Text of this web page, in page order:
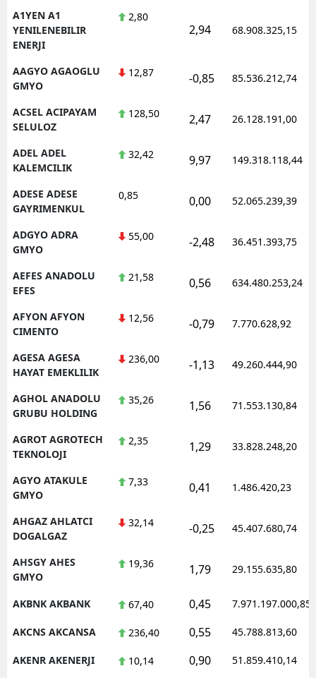
A1YEN A1
YENILENEBILIR
ENERJI
2,80
2,94 68.908.325,15
AAGYO AGAOGLU
GMYO
12,87 -0,85 85.536.212,74
ACSEL ACIPAYAM
SELULOZ
128,50 2,47 26.128.191,00
ADEL ADEL
KALEMCILIK
32,42 9,97 149.318.118,44
ADESE ADESE
GAYRIMENKUL
0,85 0,00 52.065.239,39
ADGYO ADRA
GMYO
55,00 -2,48 36.451.393,75
AEFES ANADOLU
EFES
21,58 0,56 634.480.253,24
AFYON AFYON
CIMENTO
12,56 -0,79 7.770.628,92
AGESA AGESA
HAYAT EMEKLILIK
236,00 -1,13 49.260.444,90
AGHOL ANADOLU
GRUBU HOLDING
35,26 1,56 71.553.130,84
AGROT AGROTECH
TEKNOLOJI
2,35 1,29 33.828.248,20
AGYO ATAKULE
GMYO
7,33 0,41 1.486.420,23
AHGAZ AHLATCI
DOGALGAZ
32,14 -0,25 45.407.680,74
AHSGY AHES
GMYO
19,36 1,79 29.155.635,80
AKBNK AKBANK 67,40 0,45 7.971.197.000,85
AKCNS AKCANSA 236,40 0,55 45.788.813,60
AKENR AKENERJI 10,14 0,90 51.859.410,14